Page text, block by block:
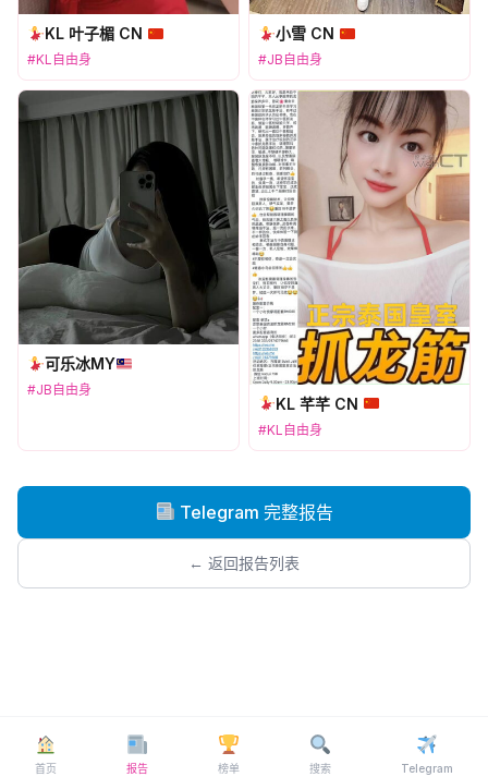
KL 叶子楣 CN
#KL自由身
小雪 CN
#JB自由身
可乐冰MY
#JB自由身
KL 芊芊 CN
#KL自由身
Telegram 完整报告
← 返回报告列表
首页 报告 榜单 搜索 Telegram